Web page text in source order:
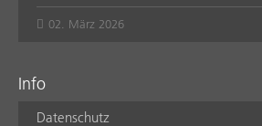
02. März 2026
Info
Datenschutz